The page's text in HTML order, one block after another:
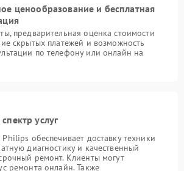
ценообразование и бесплатная
предварительная оценка стоимости
скрытых платежей и возможность
по телефону или онлайн на
услуг
обеспечивает доставку техники
диагностику и качественный
ремонт. Клиенты могут
ремонта онлайн. Также